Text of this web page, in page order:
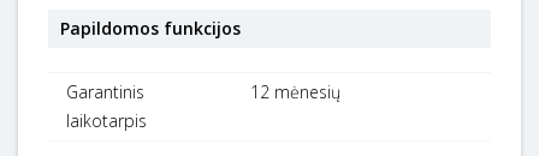
Papildomos funkcijos
Garantinis
laikotarpis
12 mėnesių